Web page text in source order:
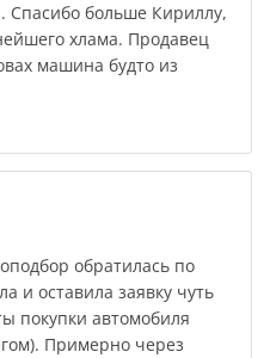
Спасибо больше Кириллу,
хлама. Продавец
машина будто из
обратилась по
и оставила заявку чуть
покупки автомобиля
Примерно через